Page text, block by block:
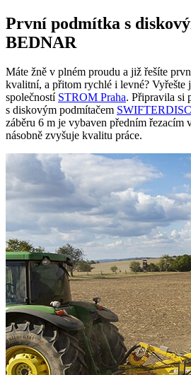
První podmítka s
BEDNAR
Máte žně v plném proudu a již řešíte
kvalitní, a přitom rychlé i levné? Vyřešte
společností STROM Praha. Připravila si
s diskovým podmítačem
záběru 6 m je vybaven předním řezacím
násobně zvyšuje kvalitu práce.